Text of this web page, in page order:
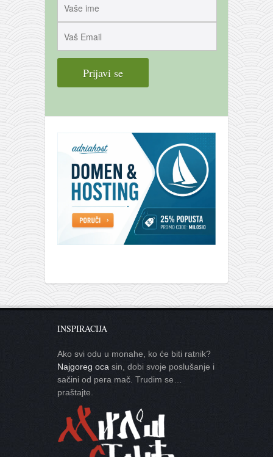
članarina
kontakt
besplatna e-knjiga
termini treninga
moja priča
fotke
INSPIRACIJA
Ako svi odu u monahe, ko će biti ratnik?
Najgoreg oca sin, dobi svoje poslušanje i
sačini od pera mač. Trudim se…
praštajte.